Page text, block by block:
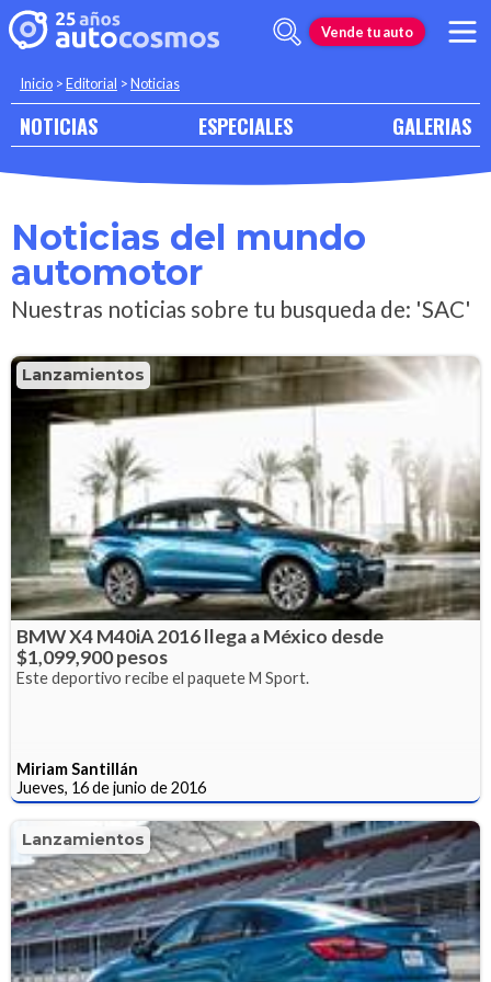
Vende tu auto
Inicio >Editorial >Noticias
NOTICIAS ESPECIALES GALERIAS
Noticias del mundo
automotor
Nuestras noticias sobre tu busqueda de: 'SAC'
Lanzamientos
BMW X4 M40iA 2016 llega a México desde
$1,099,900 pesos
Este deportivo recibe el paquete M Sport.
Miriam Santillán
Jueves, 16 de junio de 2016
Lanzamientos